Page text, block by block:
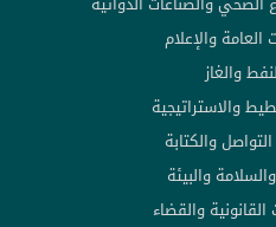
العامة والإعلام
والغاز
والاستراتيجية
والكتابة
والبيئة
والقضاء